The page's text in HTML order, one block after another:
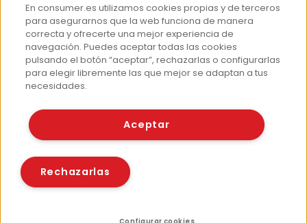
Hemeroteca
Contacto
Prensa
Corpus Lingüístico Consumer
© Fundación EROSKI
Políticas de cookies
En consumer.es utilizamos cookies propias y de terceros
para asegurarnos que la web funciona de manera
correcta y ofrecerte una mejor experiencia de
navegación. Puedes aceptar todas las cookies
pulsando el botón “aceptar”, rechazarlas o configurarlas
para elegir libremente las que mejor se adaptan a tus
necesidades.
Aceptar
Rechazarlas